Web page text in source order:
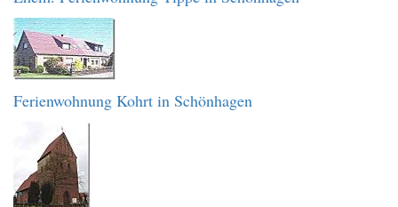
Ferienwohnung Kohrt in Schönhagen